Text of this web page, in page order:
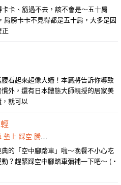
卡卡、筋過不去，該不會是～五十肩
肩膀卡卡不見得都是五十肩，大多是因
看起來超像大嬸！本篇將告訴你導致
外，還有日本體態大師親授的居家美
就可以
墊上 踩空 騰空
的「空中腳踏車」啦～晚餐不小心吃
？趕緊踩空中腳踏車彌補一下吧～ (・